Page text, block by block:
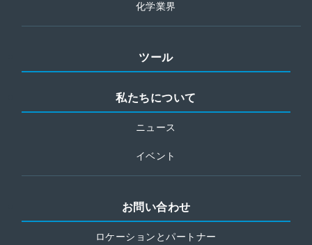
化学業界
ツール
私たちについて
ニュース
イベント
お問い合わせ
ロケーションとパートナー